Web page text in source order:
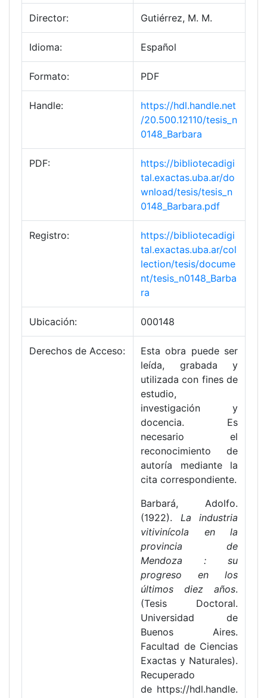
Director: Gutiérrez, M. M.
Idioma: Español
Formato: PDF
Handle:
https://hdl.handle.net
/20.500.12110/tesis_n
0148_Barbara
PDF:
https://bibliotecadigi
tal.exactas.uba.ar/do
wnload/tesis/tesis_n
0148_Barbara.pdf
Registro:
https://bibliotecadigi
tal.exactas.uba.ar/col
lection/tesis/docume
nt/tesis_n0148_Barba
ra
Ubicación: 000148
Derechos de Acceso:
Esta obra puede ser
leída, grabada y
utilizada con fines de
estudio,
investigación y
docencia. Es
necesario el
reconocimiento de
autoría mediante la
cita correspondiente.
Barbará, Adolfo.
(1922). La industria
vitivinícola en la
provincia de
Mendoza : su
progreso en los
últimos diez años.
(Tesis Doctoral.
Universidad de
Buenos Aires.
Facultad de Ciencias
Exactas y Naturales).
Recuperado
de https://hdl.handle.